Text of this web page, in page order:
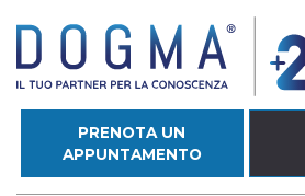
PRENOTA UN
APPUNTAMENTO